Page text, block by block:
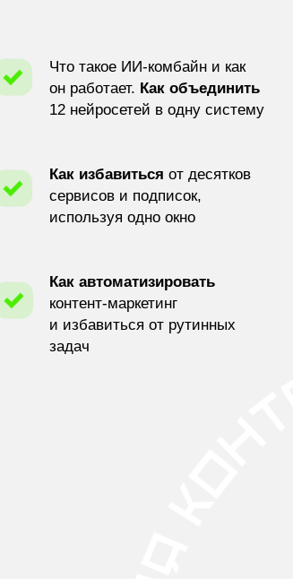
Что такое ИИ-комбайн и как
он работает. Как объединить
12 нейросетей в одну систему
Как избавиться от десятков
сервисов и подписок,
используя одно окно
Как автоматизировать
контент-маркетинг
и избавиться от рутинных
задач